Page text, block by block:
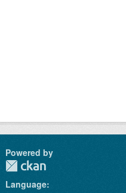
Powered by
Language